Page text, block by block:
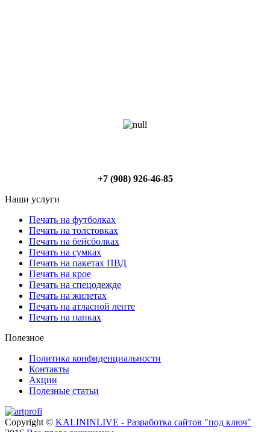
+7 (908) 926-46-85
Наши услуги
Печать на футболках
Печать на толстовках
Печать на бейсболках
Печать на сумках
Печать на пакетах ПВД
Печать на крое
Печать на спецодежде
Печать на жилетах
Печать на атласной ленте
Печать на папках
Полезное
Политика конфиденциальности
Контакты
Акции
Полезные статьи
Copyright © KALININLIVE - Разработка сайтов "под ключ"